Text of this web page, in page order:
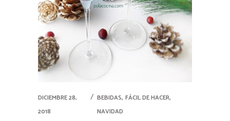
DICIEMBRE 28,
2018
BEBIDAS, FÁCIL DE HACER,
NAVIDAD